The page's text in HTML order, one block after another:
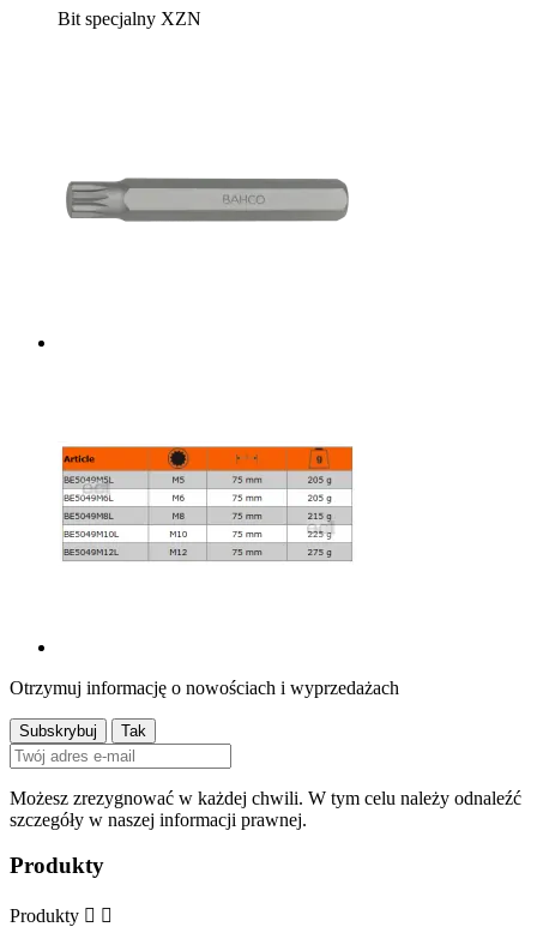
Bit specjalny XZN
Otrzymuj informację o nowościach i wyprzedażach
Możesz zrezygnować w każdej chwili. W tym celu należy odnaleźć
szczegóły w naszej informacji prawnej.
Produkty
Produkty  